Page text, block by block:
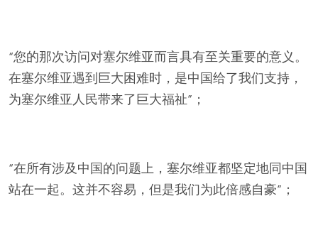
“您的那次访问对塞尔维亚而言具有至关重要的意义。
在塞尔维亚遇到巨大困难时，是中国给了我们支持，
为塞尔维亚人民带来了巨大福祉”；
“在所有涉及中国的问题上，塞尔维亚都坚定地同中国
站在一起。这并不容易，但是我们为此倍感自豪”；